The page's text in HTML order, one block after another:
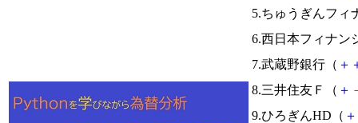
5.ちゅうぎんフィ
6.西日本フィナン
7.武蔵野銀行（ ＋
8.三井住友Ｆ（ ＋
9.ひろぎんHD（ ＋